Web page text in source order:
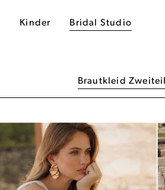
Kinder Bridal Studio
Brautkleid